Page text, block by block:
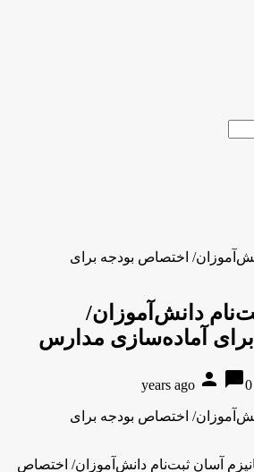
اختصاص بودجه برای
دانش‌آموزان/
آماده‌سازی مدارس
person chat_bubble0
اختصاص بودجه برای